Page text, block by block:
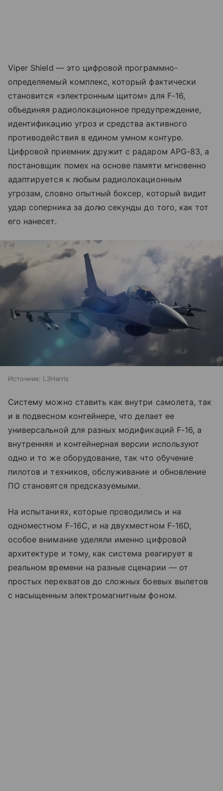
Viper Shield — это цифровой программно-
определяемый комплекс, который фактически
становится «электронным щитом» для F-16,
объединяя радиолокационное предупреждение,
идентификацию угроз и средства активного
противодействия в едином умном контуре.
Цифровой приемник дружит с радаром APG-83, а
постановщик помех на основе памяти мгновенно
адаптируется к любым радиолокационным
угрозам, словно опытный боксер, который видит
удар соперника за долю секунды до того, как тот
его нанесет.
Источник: L3Harris
Систему можно ставить как внутри самолета, так
и в подвесном контейнере, что делает ее
универсальной для разных модификаций F-16, а
внутренняя и контейнерная версии используют
одно и то же оборудование, так что обучение
пилотов и техников, обслуживание и обновление
ПО становятся предсказуемыми.
На испытаниях, которые проводились и на
одноместном F-16C, и на двухместном F-16D,
особое внимание уделяли именно цифровой
архитектуре и тому, как система реагирует в
реальном времени на разные сценарии — от
простых перехватов до сложных боевых вылетов
с насыщенным электромагнитным фоном.